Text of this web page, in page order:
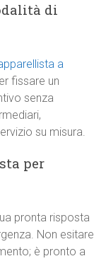
di
a
fissare un
senza
su misura.
per
pronta risposta
Non esitare
è pronto a